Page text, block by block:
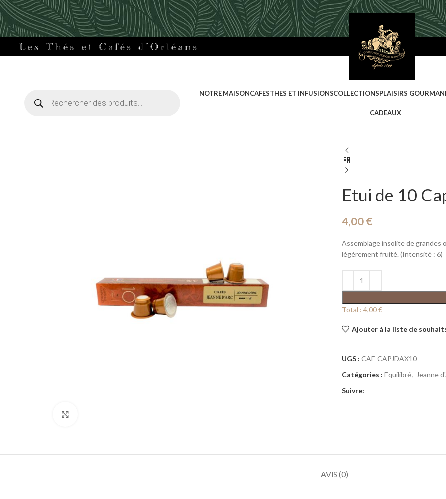
produits
NOTRE MAISONCAFESTHES ET INFUSIONSCOLLECTIONSPLAISIRS
CADEAUX
Etui de 10
4,00€
Assemblage insolite de grandes
légèrement fruité. (Intensité : 6)
Total : 4,00 €
Ajouter à la liste de
UGS : CAF-CAPJDAX10
Catégories : Equilibré, Jeanne
Suivre:
AVIS (0)